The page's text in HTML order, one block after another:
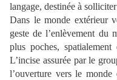
langage, destinée à
Dans le monde extérieur
geste de l’enlèvement du
plus poches,
L’incise assurée par le
l’ouverture vers le